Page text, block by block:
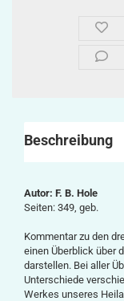
Beschreibung
Autor: F. B. Hole
Seiten: 349, geb.
Kommentar zu den
einen Überblick über
darstellen. Bei aller
Unterschiede
Werkes unseres